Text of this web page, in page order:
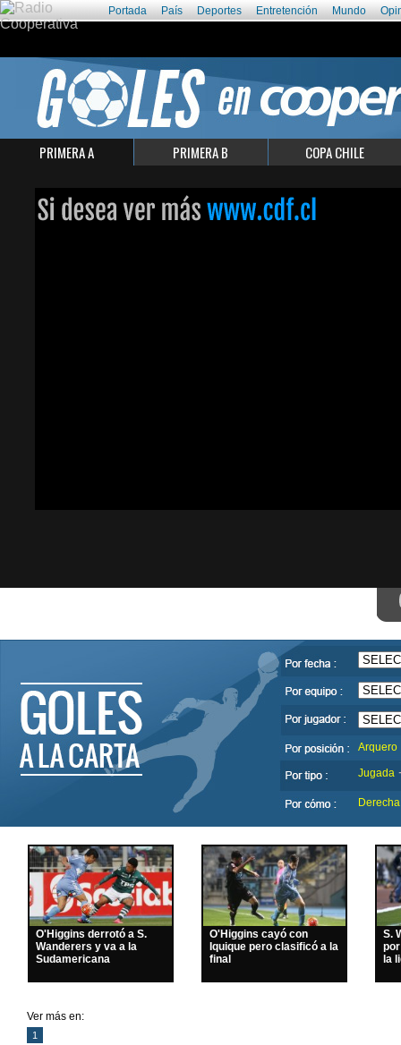
Portada País Deportes Entretención Mundo
PRIMERA A PRIMERA B COPA CHILE
Arquero
Jugada
Derecha
O'Higgins derrotó a S.
Wanderers y va a la
Sudamericana
O'Higgins cayó con
Iquique pero clasificó a la
final
S.
la
Ver más en:
1